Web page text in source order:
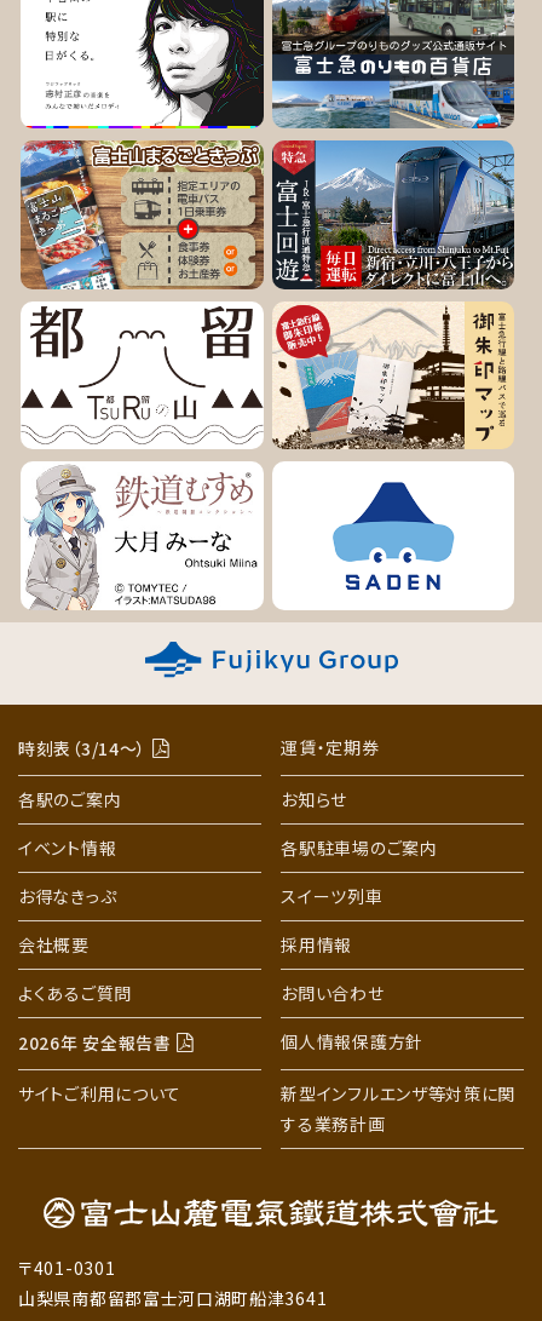
時刻表（3/14〜） 運賃・定期券
各駅のご案内
お知らせ
イベント情報
各駅駐車場のご案内
お得なきっぷ
スイーツ列車
会社概要
採用情報
よくあるご質問
お問い合わせ
2026年 安全報告書 個人情報保護方針
サイトご利用について
新型インフルエンザ等対策に関
する業務計画
〒401-0301
山梨県南都留郡富士河口湖町船津3641